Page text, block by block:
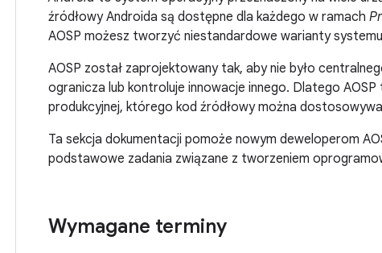
źródłowy Androida są dostępne dla każdego w ramach
AOSP możesz tworzyć niestandardowe warianty
AOSP został zaprojektowany tak, aby nie było
ogranicza lub kontroluje innowacje innego. Dlatego
produkcyjnej, którego kod źródłowy można
Ta sekcja dokumentacji pomoże nowym deweloperom
podstawowe zadania związane z tworzeniem
Wymagane terminy